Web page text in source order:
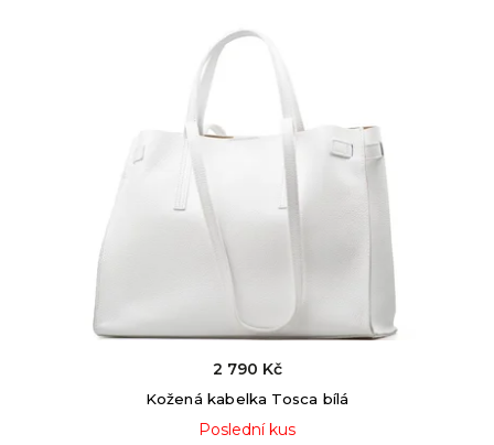
Abecedně
Kožená kabelka Tosca bílá
Poslední kus
2 790 Kč